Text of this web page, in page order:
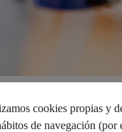
operatorio
exámenes y
cookies propias y
de navegación